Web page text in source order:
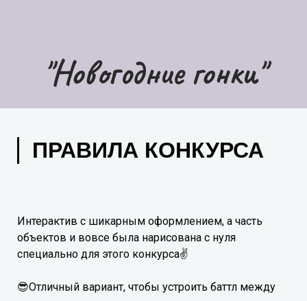
"Новогодние гонки"
ПРАВИЛА КОНКУРСА
Интерактив с шикарным оформлением, а часть
объектов и вовсе была нарисована с нуля
специально для этого конкурса✌
😎Отличный вариант, чтобы устроить баттл между